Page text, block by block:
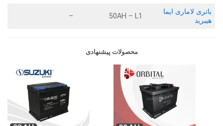
باتری لاماری ایما
هیبرید
50AH – L1
–
محصولات پیشنهادی